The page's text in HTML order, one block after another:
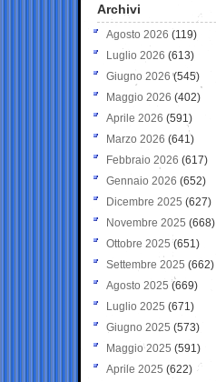
Archivi
Agosto 2026 (119)
Luglio 2026 (613)
Giugno 2026 (545)
Maggio 2026 (402)
Aprile 2026 (591)
Marzo 2026 (641)
Febbraio 2026 (617)
Gennaio 2026 (652)
Dicembre 2025 (627)
Novembre 2025 (668)
Ottobre 2025 (651)
Settembre 2025 (662)
Agosto 2025 (669)
Luglio 2025 (671)
Giugno 2025 (573)
Maggio 2025 (591)
Aprile 2025 (622)